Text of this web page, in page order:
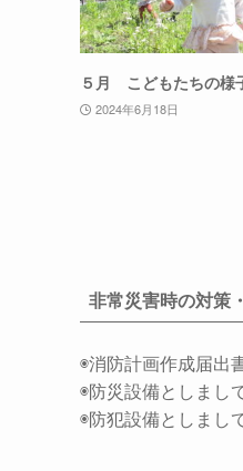
５月 こどもたちの様
2024年6月18日
非常災害時の対策
◉消防計画作成届出
◉防災設備としまし
◉防犯設備としまし